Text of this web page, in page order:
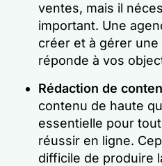
ventes, mais il
important. Une
créer et à gérer une
réponde à vos
Rédaction de
contenu de haute
essentielle pour
réussir en ligne.
difficile de produire